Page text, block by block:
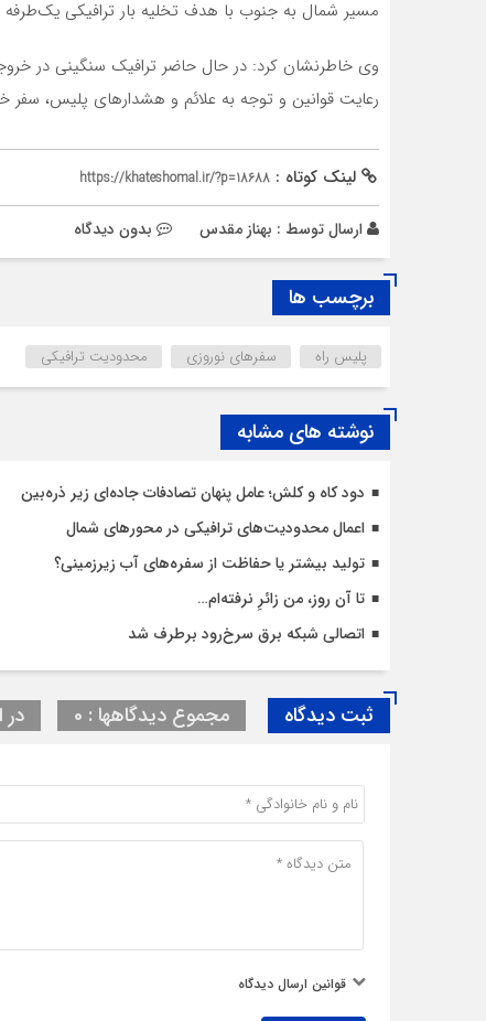
مسیر شمال به جنوب با هدف تخلیه بار ترافیکی
وی خاطرنشان کرد: در حال حاضر ترافیک سنگینی در
رعایت قوانین و توجه به علائم و هشدارهای پلیس، سفر
لینک کوتاه : https://khateshomal.ir/?p=18688
ارسال توسط : بهناز مقدس بدون دیدگاه
برچسب ها
پلیس راه سفر‌های نوروزی محدودیت ترافیکی
نوشته های مشابه
دود کاه و کلش؛ عامل پنهان تصادفات جاده‌ای زیر ذره‌بین
اعمال محدودیت‌‌های ترافیکی در محورهای شمال
تولید بیشتر یا حفاظت از سفره‌های آب زیرزمینی؟
تا آن روز، من زائرِ نرفته‌ام…
اتصالی شبکه برق سرخ‌رود برطرف شد
ثبت دیدگاه مجموع دیدگاهها : 0 در
قوانین ارسال دیدگاه